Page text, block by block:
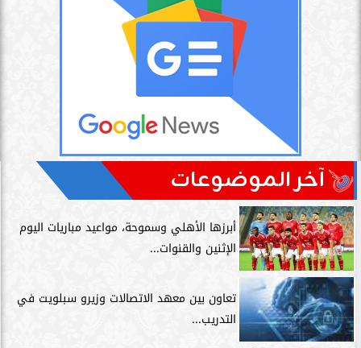
آخر الموضوعات
أبرزها الأهلي وسموحة، مواعيد مباريات اليوم
الإثنين والقنوات...
تعاون بين معهد الاتصالات وزيرو سبلويت في
التدريب...